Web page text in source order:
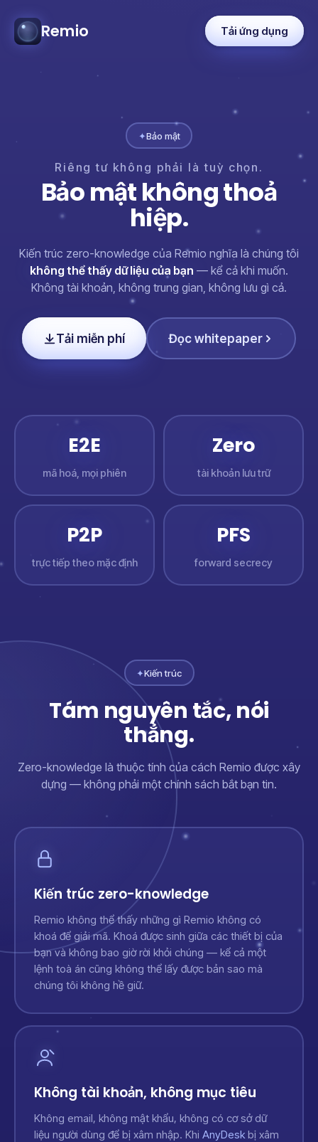
Remio Tải ứng dụng
✦Bảo mật
Riêng tư không phải là tuỳ chọn.
Bảomậtkhôngthoả
hiệp.
Kiến trúc zero-knowledge của Remio nghĩa là chúng tôi
không thể thấy dữ liệu của bạn — kể cả khi muốn.
Không tài khoản, không trung gian, không lưu gì cả.
Tải miễn phí Đọc whitepaper
E2E
mã hoá, mọi phiên
Zero
tài khoản lưu trữ
P2P
trực tiếp theo mặc định
PFS
forward secrecy
✦Kiến trúc
Tám nguyên tắc, nói
thẳng.
Zero-knowledge là thuộc tính của cách Remio được xây
dựng — không phải một chính sách bắt bạn tin.
Kiến trúc zero-knowledge
Remio không thể thấy những gì Remio không có
khoá để giải mã. Khoá được sinh giữa các thiết bị của
bạn và không bao giờ rời khỏi chúng — kể cả một
lệnh toà án cũng không thể lấy được bản sao mà
chúng tôi không hề giữ.
Không tài khoản, không mục tiêu
Không email, không mật khẩu, không có cơ sở dữ
liệu người dùng để bị xâm nhập. Khi AnyDeskbị xâm